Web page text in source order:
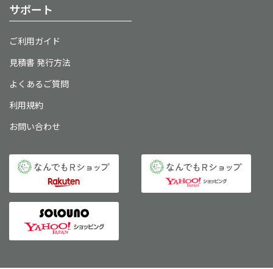
サポート
ご利用ガイド
見積書 発行方法
よくあるご質問
利用規約
お問い合わせ